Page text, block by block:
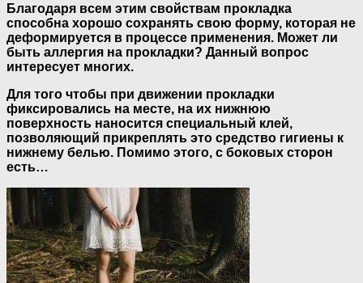
Благодаря всем этим свойствам прокладка
способна хорошо сохранять свою форму, которая не
деформируется в процессе применения. Может ли
быть аллергия на прокладки? Данный вопрос
интересует многих.
Для того чтобы при движении прокладки
фиксировались на месте, на их нижнюю
поверхность наносится специальный клей,
позволяющий прикреплять это средство гигиены к
нижнему белью. Помимо этого, с боковых сторон
есть…